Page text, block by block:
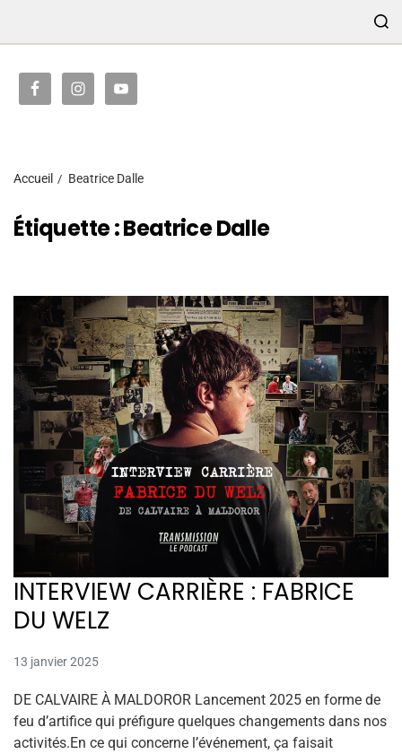
Accueil Beatrice Dalle
Étiquette :Beatrice Dalle
INTERVIEW CARRIÈRE : FABRICE
DU WELZ
13 janvier 2025
DE CALVAIRE À MALDOROR Lancement 2025 en forme de
feu d’artifice qui préfigure quelques changements dans nos
activités.En ce qui concerne l’événement, ça faisait